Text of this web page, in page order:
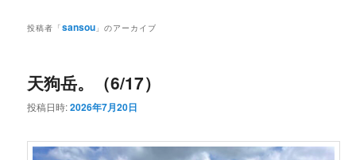
コ
ン
テ
ン
テ
ン
投稿者「sansou 」のアーカイブ
天狗岳。（6/17）
投稿日時:2026年7月20日